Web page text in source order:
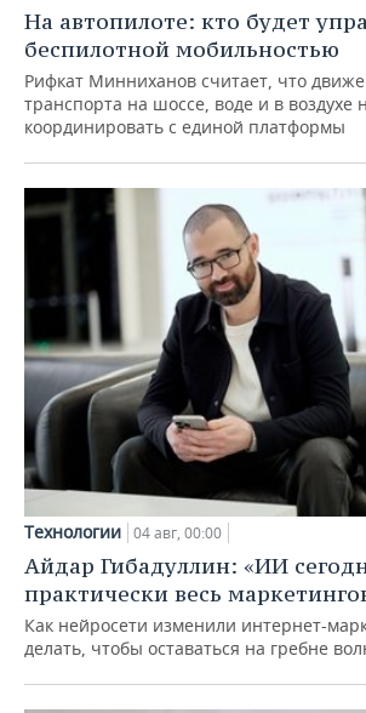
На автопилоте: кто будет
беспилотной мобильностью
Рифкат Минниханов считает, что
транспорта на шоссе, воде и в воздухе
координировать с единой платформы
Технологии 04 авг, 00:00
Айдар Гибадуллин: «ИИ
практически весь
Как нейросети изменили интернет-
делать, чтобы оставаться на гребне